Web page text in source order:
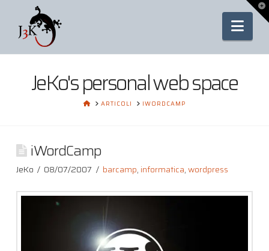
JeKo's personal web space
HOMEARTICOLI IWORDCAMP
iWordCamp
JeKo 08/07/2007 barcamp, informatica,wordpress